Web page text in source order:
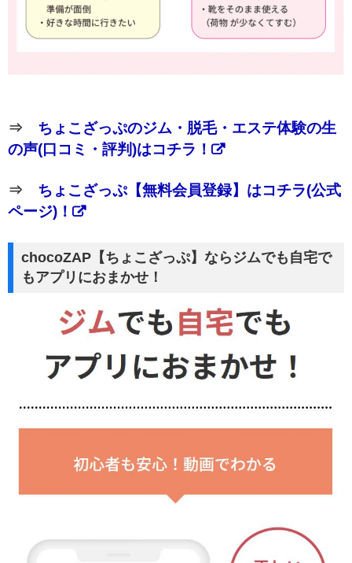
⇒ ちょこざっぷのジム・脱毛・エステ体験の生
の声(口コミ・評判)はコチラ！
⇒ ちょこざっぷ【無料会員登録】はコチラ(公式
ページ)！
chocoZAP【ちょこざっぷ】ならジムでも自宅で
もアプリにおまかせ！